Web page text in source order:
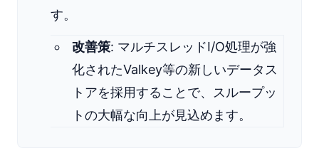
す。
改善策: マルチスレッドI/O処理が強
化されたValkey等の新しいデータス
トアを採用することで、スループッ
トの大幅な向上が見込めます。